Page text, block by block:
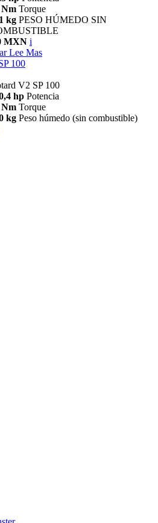
Nm Torque
kg PESO HÚMEDO SIN
MXN i
Lee Mas
100
V2 SP 100
hp Potencia
Nm Torque
kg Peso húmedo (sin combustible)